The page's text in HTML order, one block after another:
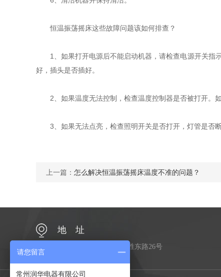
恒温振荡摇床这些故障问题该如何排查？
1、如果打开电源后不能启动机器，请检查电源开关指示
好，插头是否插好。
2、如果温度无法控制，检查温度控制器是否被打开。如
3、如果无法点亮，检查照明开关是否打开，灯管是否断
上一篇： 怎么解决恒温振荡摇床温度不准的问题？
地 址
江苏省常州市金坛区金胜东路26号
请您留言
常州润华电器有限公司